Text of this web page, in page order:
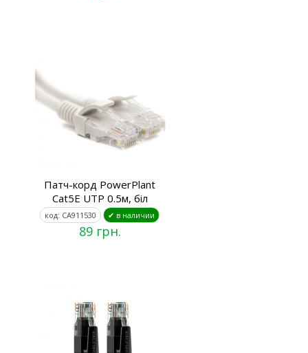
Патч-корд PowerPlant
Cat5E UTP 0.5м, біл
код: CA911530 ✔ в наличии
89 грн.